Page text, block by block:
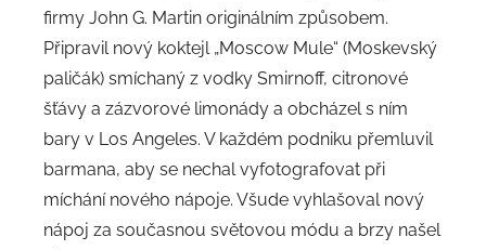
firmy John G. Martin originálním způsobem.
Připravil nový koktejl „Moscow Mule“ (Moskevský
paličák) smíchaný z vodky Smirnoff, citronové
šťávy a zázvorové limonády a obcházel s ním
bary v Los Angeles. V každém podniku přemluvil
barmana, aby se nechal vyfotografovat při
míchání nového nápoje. Všude vyhlašoval nový
nápoj za současnou světovou módu a brzy našel